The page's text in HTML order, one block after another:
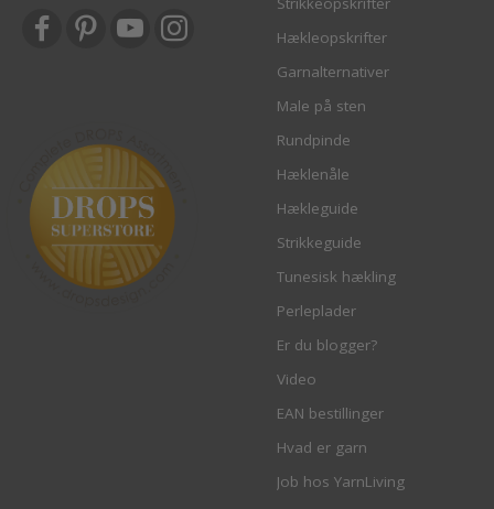
Hækleopskrifter
Garnalternativer
Male på sten
Rundpinde
Hæklenåle
Hækleguide
Strikkeguide
Tunesisk hækling
Perleplader
Er du blogger?
Video
EAN bestillinger
Hvad er garn
Job hos YarnLiving